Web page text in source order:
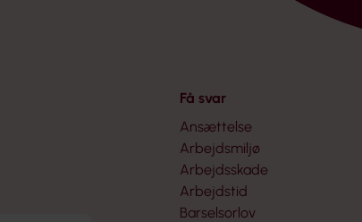
Få svar
Ansættelse
Arbejdsmiljø
Arbejdsskade
Arbejdstid
Barselsorlov